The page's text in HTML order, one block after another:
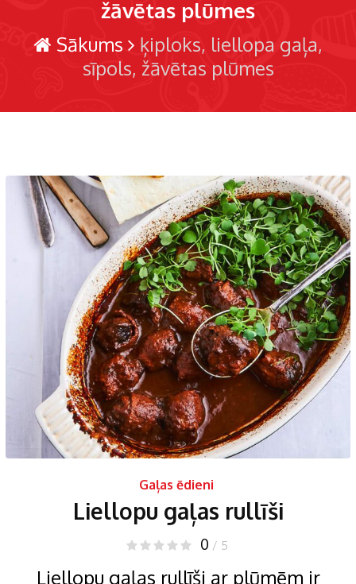
žāvētas plūmes
Sākums ķiploks liellopa gaļa
sīpols žāvētas plūmes
Gaļas ēdieni
Liellopu gaļas rullīši
0 / 5
Liellopu gaļas rullīši ar plūmēm ir